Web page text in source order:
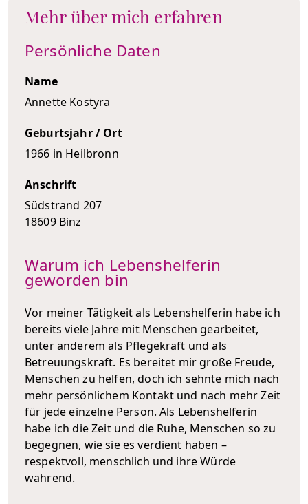
Mehr über mich erfahren
Persönliche Daten
Name
Annette Kostyra
Geburtsjahr / Ort
1966 in Heilbronn
Anschrift
Südstrand 207
18609 Binz
Warum ich Lebenshelferin
geworden bin
Vor meiner Tätigkeit als Lebenshelferin habe ich
bereits viele Jahre mit Menschen gearbeitet,
unter anderem als Pflegekraft und als
Betreuungskraft. Es bereitet mir große Freude,
Menschen zu helfen, doch ich sehnte mich nach
mehr persönlichem Kontakt und nach mehr Zeit
für jede einzelne Person. Als Lebenshelferin
habe ich die Zeit und die Ruhe, Menschen so zu
begegnen, wie sie es verdient haben –
respektvoll, menschlich und ihre Würde
wahrend.